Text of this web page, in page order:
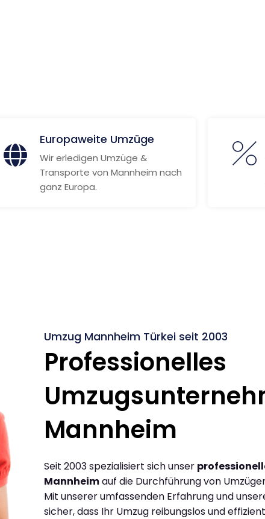
Europaweite Umzüge
Wir erledigen Umzüge &
Transporte von Mannheim nach
ganz Europa.
Umzug Mannheim Türkei seit 2003
Professionelles
Mannheim
Seit 2003 spezialisiert sich unser
Mannheimauf die Durchführung von
Mit unserer umfassenden Erfahrung und
sicher, dass Ihr Umzug reibungslos und